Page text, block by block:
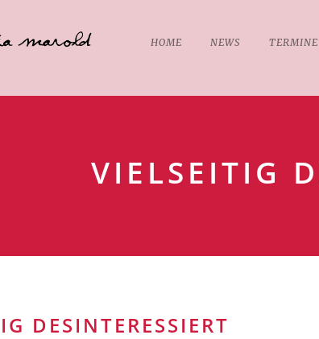
HOME NEWS TERMINE
VIELSEITIG
DESINTERESSIERT